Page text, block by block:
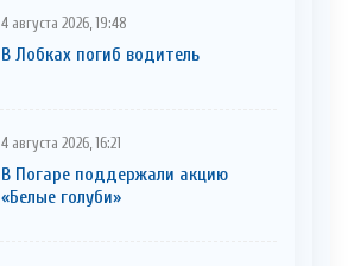
4 августа 2026, 19:48
В Лобках погиб водитель
4 августа 2026, 16:21
В Погаре поддержали акцию
«Белые голуби»